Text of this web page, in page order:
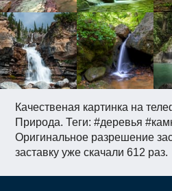
Качественая картинка на
Природа. Теги: #деревья
Оригинальное разрешение
заставку уже скачали 612 раз.